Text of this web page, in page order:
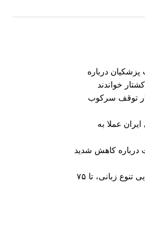
درباره
خواندند
توقف سرکوب
عملا به
کاهش شدید
تخمین پژوهشگران: در عصر طلایی تنوع زبانی، تا ۷۵